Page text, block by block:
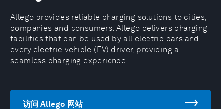
Allego provides reliable charging solutions to cities,
companies and consumers. Allego delivers charging
facilities that can be used by all electric cars and
every electric vehicle (EV) driver, providing a
seamless charging experience.
访问 Allego 网站